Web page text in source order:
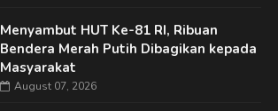
Menyambut HUT Ke-81 RI, Ribuan
Bendera Merah Putih Dibagikan kepada
Masyarakat
August 07, 2026